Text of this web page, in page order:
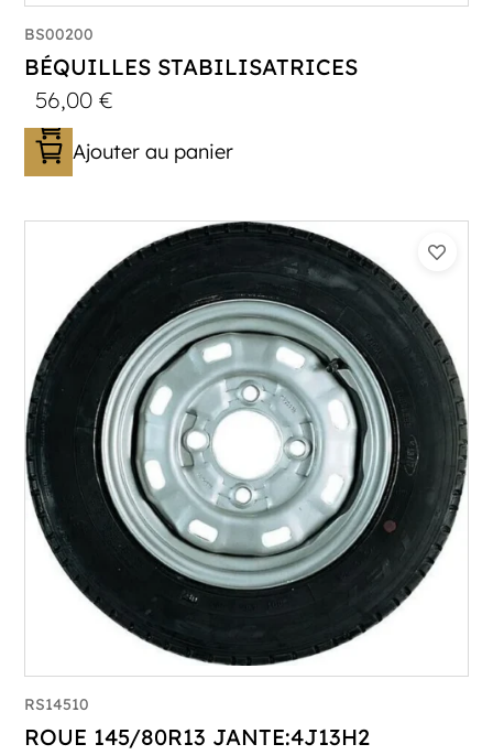
BS00200
BÉQUILLES STABILISATRICES
56,00€
Ajouter au panier
RS14510
ROUE 145/80R13 JANTE:4J13H2